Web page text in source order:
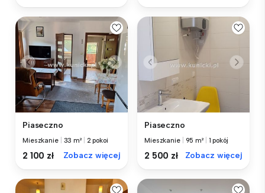
Piaseczno
Mieszkanie 33 m² 2 pokoi
2 100 zł Zobacz więcej
Piaseczno
Mieszkanie 95 m² 1 pokój
2 500 zł Zobacz więcej